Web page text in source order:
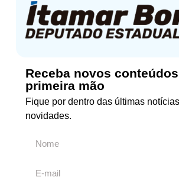
Receba novos
primeira mão
Fique por dentro das últimas
novidades.